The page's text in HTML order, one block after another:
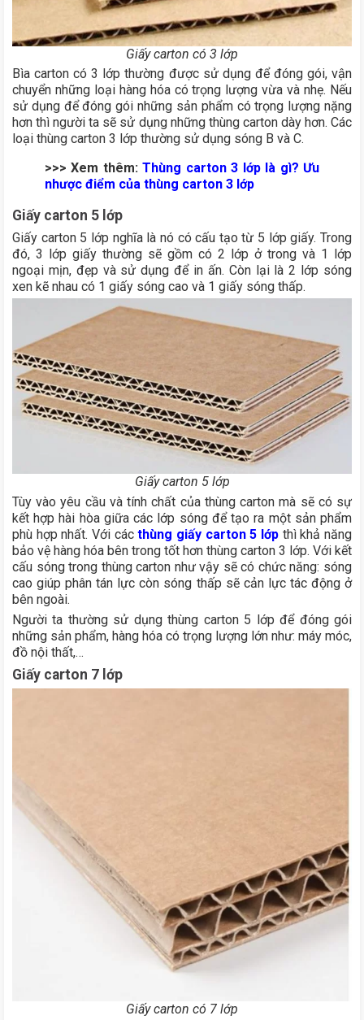
Giấy carton có 3 lớp
Bìa carton có 3 lớp thường được sử dụng để đóng gói, vận
chuyển những loại hàng hóa có trọng lượng vừa và nhẹ. Nếu
sử dụng để đóng gói những sản phẩm có trọng lượng nặng
hơn thì người ta sẽ sử dụng những thùng carton dày hơn. Các
loại thùng carton 3 lớp thường sử dụng sóng B và C.
>>> Xem thêm:Thùng carton 3 lớp là gì? Ưu
nhược điểm của thùng carton 3 lớp
Giấy carton 5 lớp
Giấy carton 5 lớp nghĩa là nó có cấu tạo từ 5 lớp giấy. Trong
đó, 3 lớp giấy thường sẽ gồm có 2 lớp ở trong và 1 lớp
ngoại mịn, đẹp và sử dụng để in ấn. Còn lại là 2 lớp sóng
xen kẽ nhau có 1 giấy sóng cao và 1 giấy sóng thấp.
Giấy carton 5 lớp
Tùy vào yêu cầu và tính chất của thùng carton mà sẽ có sự
kết hợp hài hòa giữa các lớp sóng để tạo ra một sản phẩm
phù hợp nhất. Với cácthùng giấy carton 5 lớp thì khả năng
bảo vệ hàng hóa bên trong tốt hơn thùng carton 3 lớp. Với kết
cấu sóng trong thùng carton như vậy sẽ có chức năng: sóng
cao giúp phân tán lực còn sóng thấp sẽ cản lực tác động ở
bên ngoài.
Người ta thường sử dụng thùng carton 5 lớp để đóng gói
những sản phẩm, hàng hóa có trọng lượng lớn như: máy móc,
đồ nội thất,…
Giấy carton 7 lớp
Giấy carton có 7 lớp